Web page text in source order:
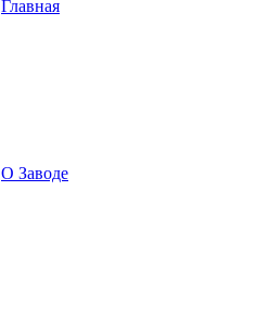
Главная
О Заводе